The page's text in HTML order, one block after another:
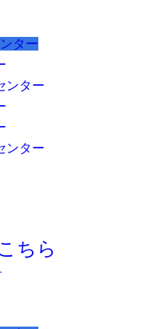
ター
ンター
ンター
ちら